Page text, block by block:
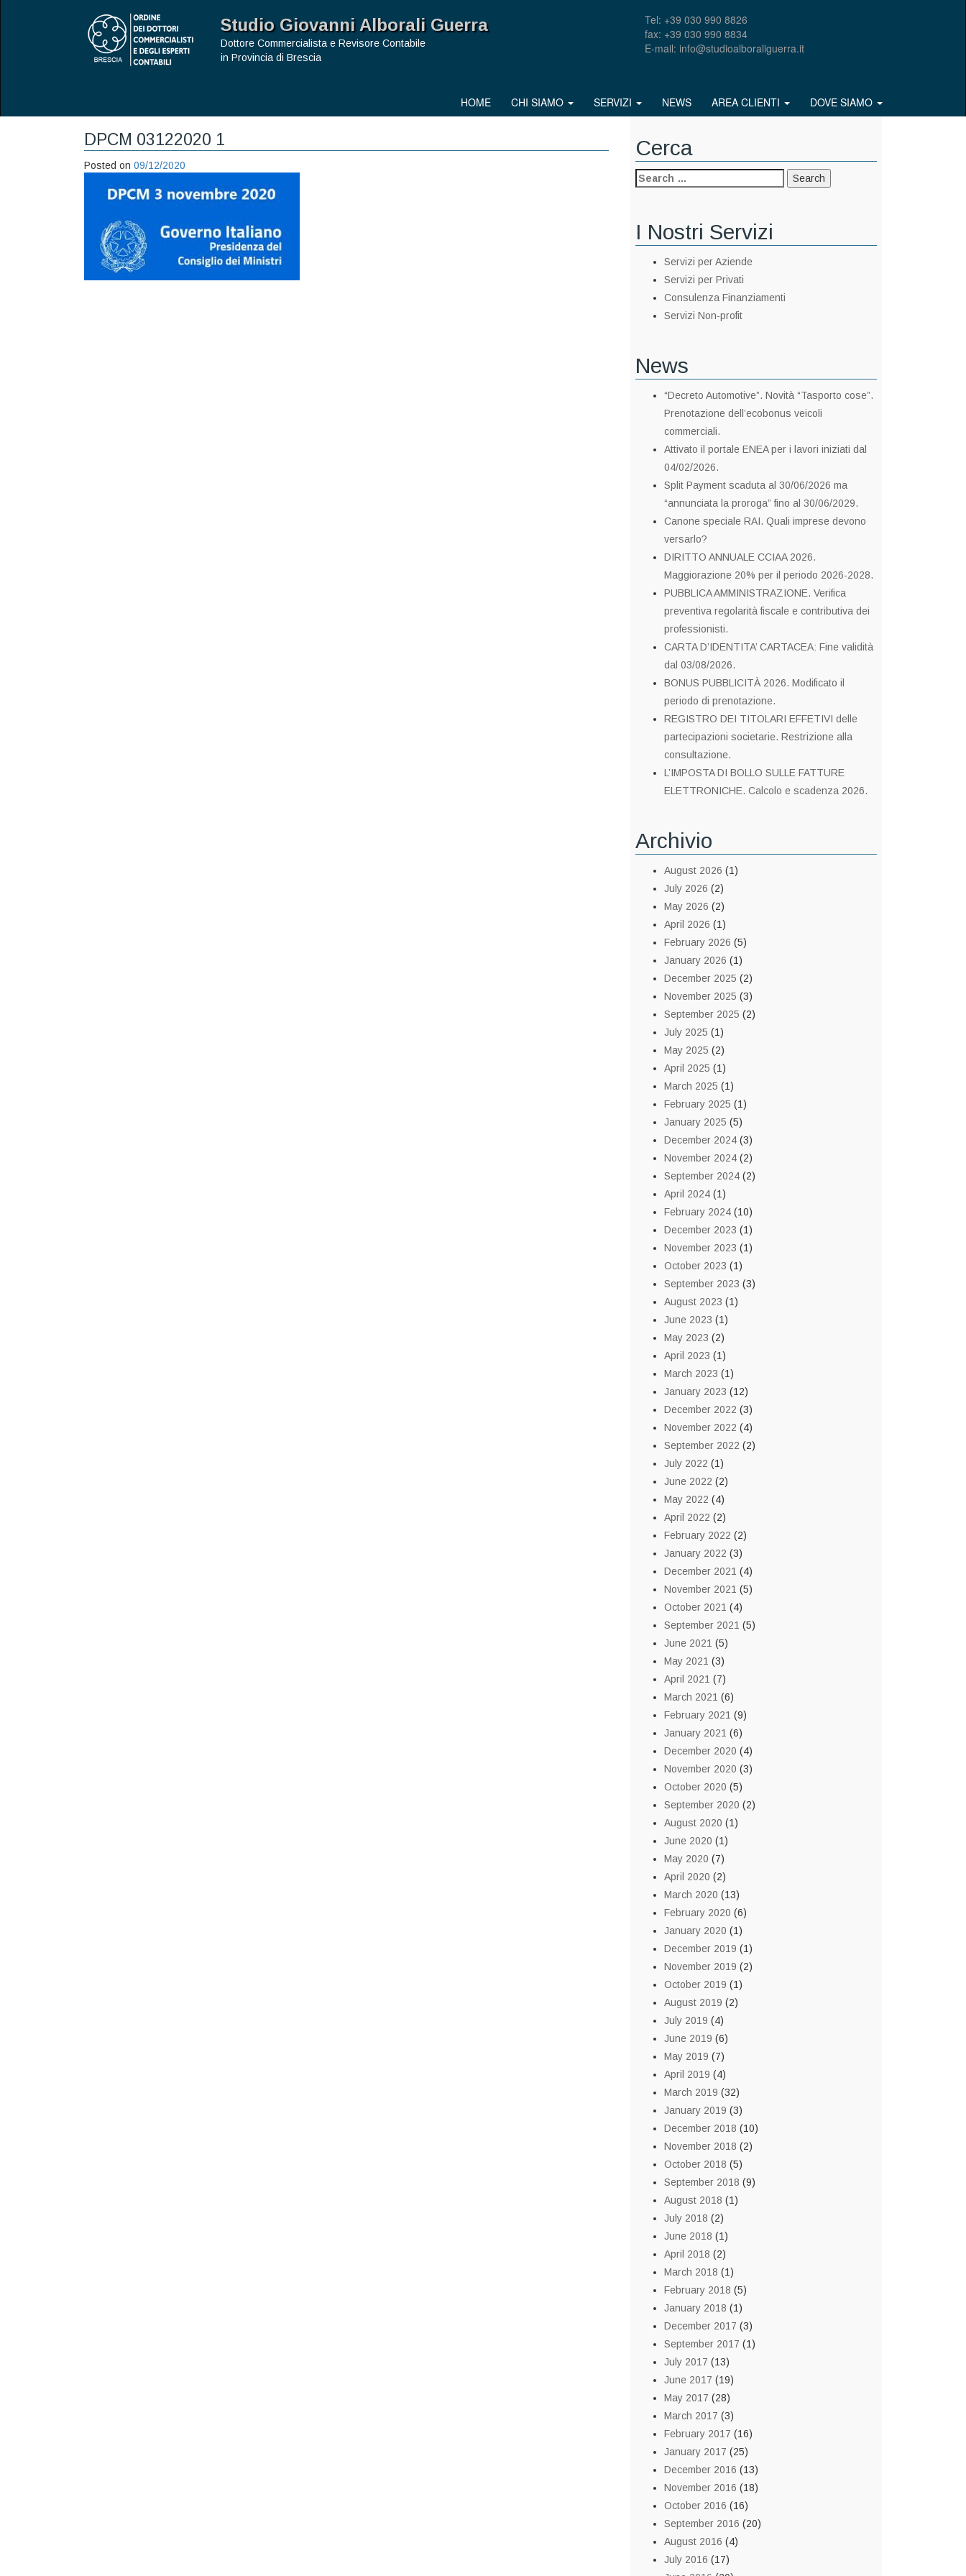
Studio Giovanni Alborali Guerra
Dottore Commercialista e Revisore Contabile
in Provincia di Brescia
Tel: +39 030 990 8826
fax: +39 030 990 8834
E-mail: info@studioalboraliguerra.it
HOME CHI SIAMO SERVIZI NEWS AREA CLIENTI DOVE SIAMO
DPCM 03122020 1
Posted on 09/12/2020
Cerca
I Nostri Servizi
Servizi per Aziende
Servizi per Privati
Consulenza Finanziamenti
Servizi Non-profit
News
“Decreto Automotive”. Novità “Tasporto cose”.
Prenotazione dell’ecobonus veicoli
commerciali.
Attivato il portale ENEA per i lavori iniziati dal
04/02/2026.
Split Payment scaduta al 30/06/2026 ma
“annunciata la proroga” fino al 30/06/2029.
Canone speciale RAI. Quali imprese devono
versarlo?
DIRITTO ANNUALE CCIAA 2026.
Maggiorazione 20% per il periodo 2026-2028.
PUBBLICA AMMINISTRAZIONE. Verifica
preventiva regolarità fiscale e contributiva dei
professionisti.
CARTA D’IDENTITA’ CARTACEA: Fine validità
dal 03/08/2026.
BONUS PUBBLICITÀ 2026. Modificato il
periodo di prenotazione.
REGISTRO DEI TITOLARI EFFETIVI delle
partecipazioni societarie. Restrizione alla
consultazione.
L’IMPOSTA DI BOLLO SULLE FATTURE
ELETTRONICHE. Calcolo e scadenza 2026.
Archivio
August 2026 (1)
July 2026 (2)
May 2026 (2)
April 2026 (1)
February 2026 (5)
January 2026 (1)
December 2025 (2)
November 2025 (3)
September 2025 (2)
July 2025 (1)
May 2025 (2)
April 2025 (1)
March 2025 (1)
February 2025 (1)
January 2025 (5)
December 2024 (3)
November 2024 (2)
September 2024 (2)
April 2024 (1)
February 2024 (10)
December 2023 (1)
November 2023 (1)
October 2023 (1)
September 2023 (3)
August 2023 (1)
June 2023 (1)
May 2023 (2)
April 2023 (1)
March 2023 (1)
January 2023 (12)
December 2022 (3)
November 2022 (4)
September 2022 (2)
July 2022 (1)
June 2022 (2)
May 2022 (4)
April 2022 (2)
February 2022 (2)
January 2022 (3)
December 2021 (4)
November 2021 (5)
October 2021 (4)
September 2021 (5)
June 2021 (5)
May 2021 (3)
April 2021 (7)
March 2021 (6)
February 2021 (9)
January 2021 (6)
December 2020 (4)
November 2020 (3)
October 2020 (5)
September 2020 (2)
August 2020 (1)
June 2020 (1)
May 2020 (7)
April 2020 (2)
March 2020 (13)
February 2020 (6)
January 2020 (1)
December 2019 (1)
November 2019 (2)
October 2019 (1)
August 2019 (2)
July 2019 (4)
June 2019 (6)
May 2019 (7)
April 2019 (4)
March 2019 (32)
January 2019 (3)
December 2018 (10)
November 2018 (2)
October 2018 (5)
September 2018 (9)
August 2018 (1)
July 2018 (2)
June 2018 (1)
April 2018 (2)
March 2018 (1)
February 2018 (5)
January 2018 (1)
December 2017 (3)
September 2017 (1)
July 2017 (13)
June 2017 (19)
May 2017 (28)
March 2017 (3)
February 2017 (16)
January 2017 (25)
December 2016 (13)
November 2016 (18)
October 2016 (16)
September 2016 (20)
August 2016 (4)
July 2016 (17)